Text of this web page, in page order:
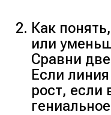
Как
или
Сравни
Если
рост, если